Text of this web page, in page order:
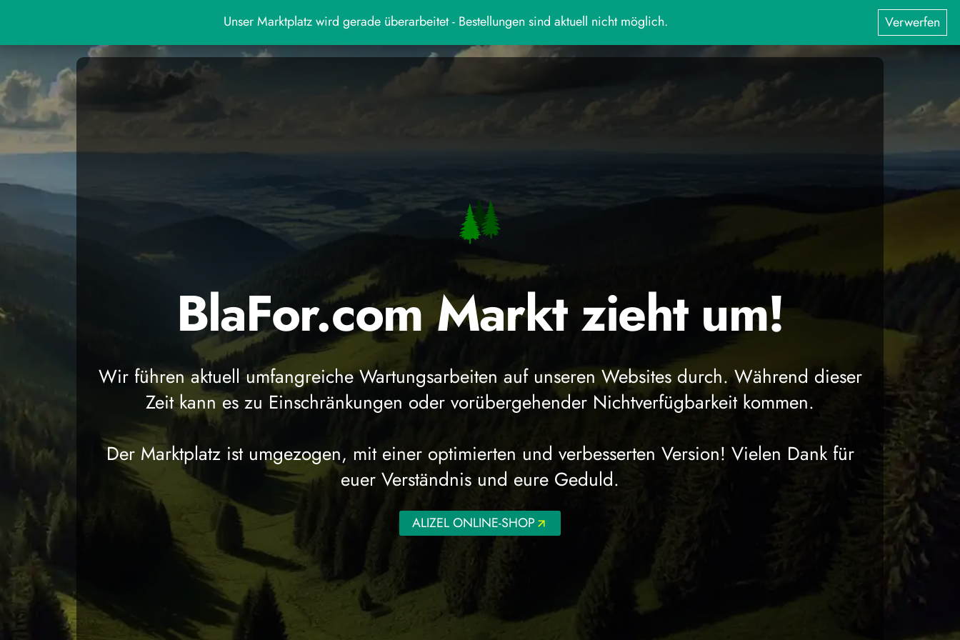
BlaFor.com Markt zieht um!
Wir führen aktuell umfangreiche Wartungsarbeiten auf unseren Websites durch. Während dieser
Zeit kann es zu Einschränkungen oder vorübergehender Nichtverfügbarkeit kommen.
Der Marktplatz ist umgezogen, mit einer optimierten und verbesserten Version! Vielen Dank für
euer Verständnis und eure Geduld.
ALIZEL ONLINE-SHOP
Unser Marktplatz wird gerade überarbeitet - Bestellungen sind aktuell nicht möglich. Verwerfen